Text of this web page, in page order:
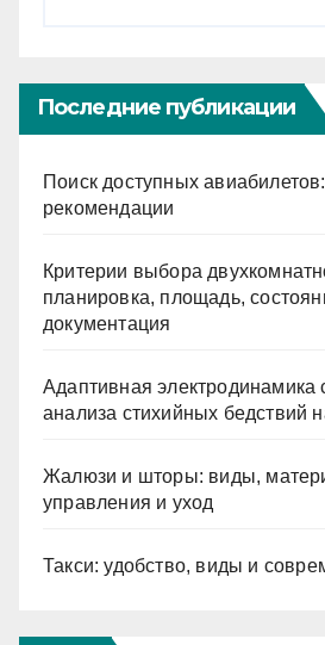
Последние публикации
Поиск доступных
рекомендации
Критерии выбора
планировка, площадь,
документация
Адаптивная электродинамика
анализа стихийных бедствий
Жалюзи и шторы: виды,
управления и уход
Такси: удобство, виды и